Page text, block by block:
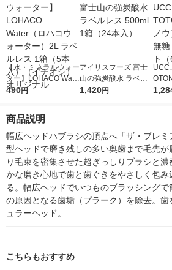
【水・ミネラルウォー
ター】LOHACO Wate
r（ロハコウォータ
シ） オリジナル
490円
アイリスフーズ 富士
山の強炭酸水 ラベル
レス 500ml 1箱（24
1,420円
UCC
ウ）
商品説明
幅広ヘッドハブラシの頂点へ「ザ・プレ
型ヘッドで磨き残しの多い奥歯まで毛先が
り毛束を密集させた超ぎっしりブラシと
かな磨き心地で歯と歯ぐきをやさしく包
る。幅広ヘッドでいつものブラッシング
の原因となる歯垢（プラーク）を除去。
ュラーヘッド。
こちらもおすすめ